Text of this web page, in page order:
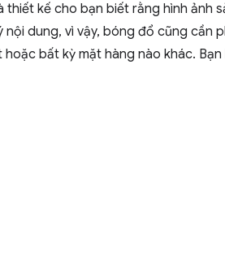
thiết kế cho bạn biết rằng hình ảnh
nội dung, vì vậy, bóng đổ cũng cần
bất kỳ mặt hàng nào khác.